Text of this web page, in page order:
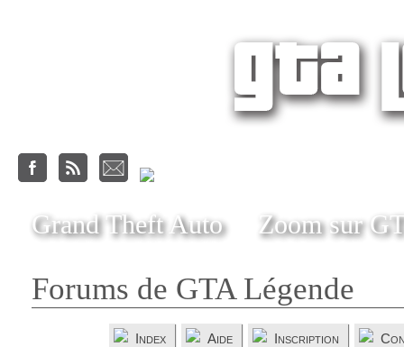
Grand Theft Auto Zoom sur
Forums de GTA Légende
Index Aide Inscription